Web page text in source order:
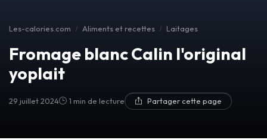
Les-calories.com Aliments et recettes Laitages
Fromage blanc Calin l'original
yoplait
29 juillet 2024 1 min de lecture Partager cette page